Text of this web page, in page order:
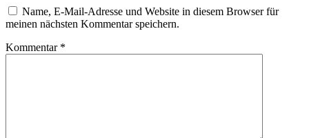
Name, E-Mail-Adresse und Website in diesem Browser für
meinen nächsten Kommentar speichern.
Kommentar *